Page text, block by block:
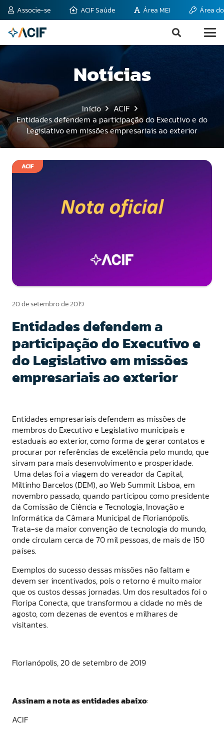
Associe-se ACIF Saúde Área MEI Área
Notícias
Início
ACIF
Entidades defendem a participação do Executivo e do
Legislativo em missões empresariais ao exterior
ACIF
20 de setembro de 2019
Entidades defendem a
participação do Executivo e
do Legislativo em missões
empresariais ao exterior
Entidades empresariais defendem as missões de
membros do Executivo e Legislativo municipais e
estaduais ao exterior, como forma de gerar contatos e
procurar por referências de excelência pelo mundo, que
sirvam para mais desenvolvimento e prosperidade.
Uma delas foi a viagem do vereador da Capital,
Miltinho Barcelos (DEM), ao Web Summit Lisboa, em
novembro passado, quando participou como presidente
da Comissão de Ciência e Tecnologia, Inovação e
Informática da Câmara Municipal de Florianópolis.
Trata-se da maior convenção de tecnologia do mundo,
onde circulam cerca de 70 mil pessoas, de mais de 150
países.
Exemplos do sucesso dessas missões não faltam e
devem ser incentivados, pois o retorno é muito maior
que os custos dessas jornadas. Um dos resultados foi o
Floripa Conecta, que transformou a cidade no mês de
agosto, com dezenas de eventos e milhares de
visitantes.
Florianópolis, 20 de setembro de 2019
Assinam a nota as entidades abaixo:
ACIF